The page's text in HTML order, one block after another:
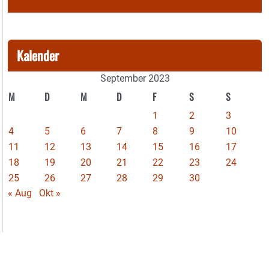
Kalender
September 2023
M D M D F S S
1 2
3
4
5 6 7 8 9
10
11
12 13 14 15 16
17
18
19 20 21 22 23
24
25
26 27 28 29
30
« Aug
Okt »